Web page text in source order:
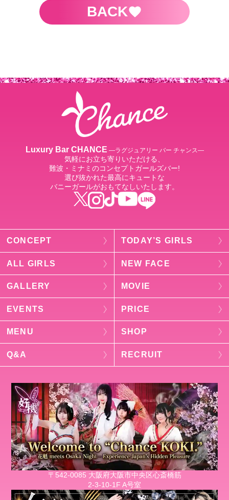
BACK
Luxury Bar CHANCE ―ラグジュアリー バー チャンス―
気軽にお立ち寄りいただける、
難波・ミナミのコンセプトガールズバー!
選び抜かれた最高にキュートな
バニーガールがおもてなしいたします。
CONCEPT TODAY’S GIRLS
ALL GIRLS NEW FACE
GALLERY MOVIE
EVENTS PRICE
MENU SHOP
Q&A RECRUIT
〒542-0085 大阪府大阪市中央区心斎橋筋
2-3-10-1F A号室